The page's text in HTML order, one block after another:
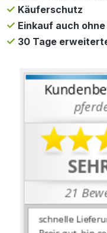
Käuferschutz
Einkauf auch
30 Tage